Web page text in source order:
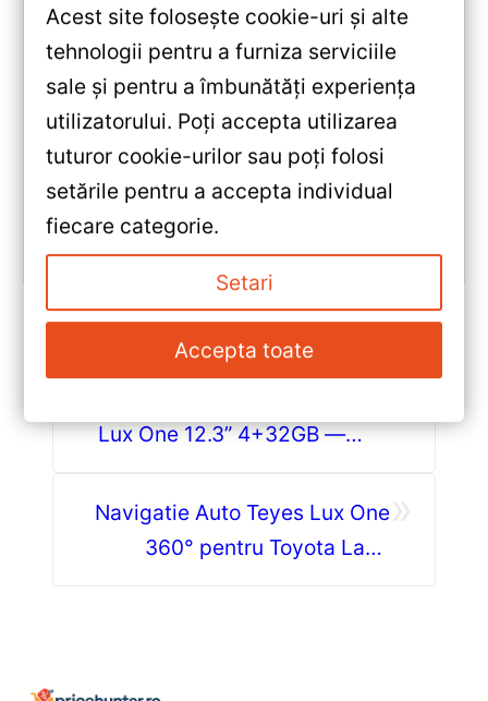
Land Cruiser 12 J300 2021-2023 —
Recenzie Detaliată, Testare &
Recomandări
Review complet Teyes CC3 2K pentru Toyota Land
Cruiser J300: ecran QLED 2K, procesor Octa-core
2.0 GHz, Android 10, Bluetooth 5.1, DSP și
CarPlay/Android Auto wireless.
«
Lux One 12.3” 4+32GB —
Actualizat
Navigatie Auto Teyes Lux One
360° pentru Toyota Land
Acest site folosește cookie-uri și alte
tehnologii pentru a furniza serviciile
sale și pentru a îmbunătăți experiența
utilizatorului. Poți accepta utilizarea
tuturor cookie-urilor sau poți folosi
setările pentru a accepta individual
fiecare categorie.
Setari
Accepta toate